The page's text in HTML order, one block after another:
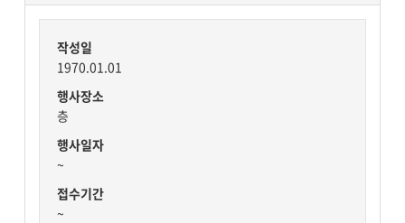
작성일
1970.01.01
행사장소
층
행사일자
~
접수기간
~